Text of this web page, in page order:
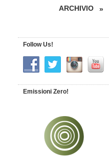
ARCHIVIO
»
Follow Us!
Emissioni Zero!